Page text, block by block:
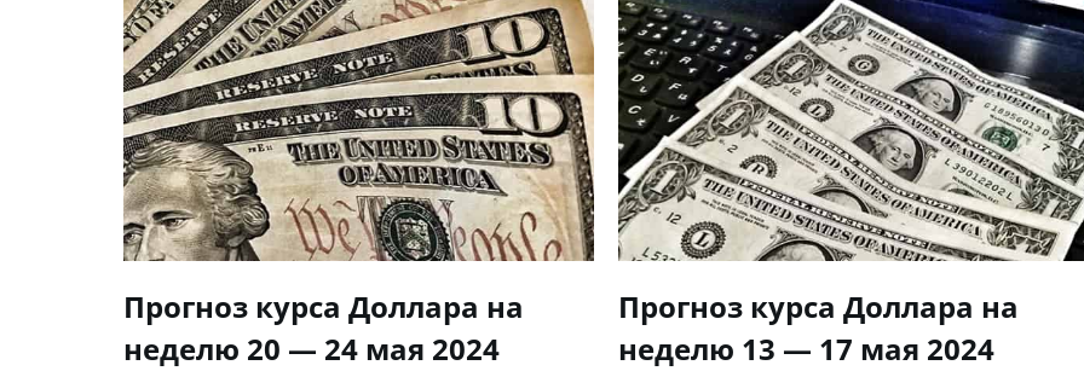
Прогноз курса Доллара на
неделю 20 — 24 мая 2024
Прогноз курса Доллара на
неделю 13 — 17 мая 2024